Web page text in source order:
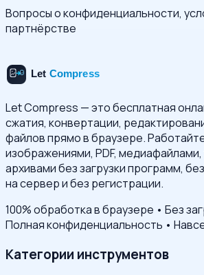
Вопросы о конфиденциальности,
партнёрстве
Let Compress — это бесплатная
сжатия, конвертации,
файлов прямо в браузере.
изображениями, PDF,
архивами без загрузки программ,
на сервер и без регистрации.
100% обработка в браузере • Без
Полная конфиденциальность •
Категории инструментов